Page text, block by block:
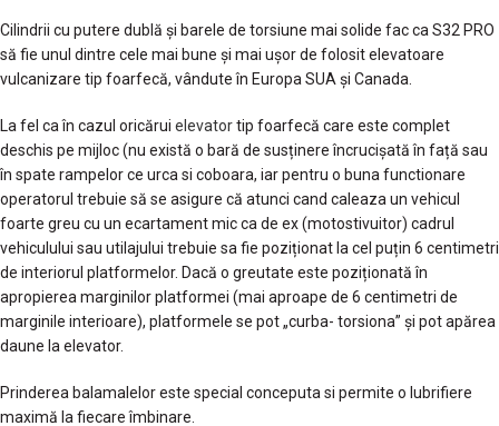
Cilindrii cu putere dublă și barele de torsiune mai solide fac ca S32 PRO
să fie unul dintre cele mai bune și mai ușor de folosit elevatoare
vulcanizare tip foarfecă, vândute în Europa SUA și Canada.
La fel ca în cazul oricărui elevatortip foarfecă care este complet
deschis pe mijloc (nu există o bară de susținere încrucișată în față sau
în spate rampelor ce urca si coboara, iar pentru o buna functionare
operatorul trebuie să se asigure că atunci cand caleaza un vehicul
foarte greu cu un ecartament mic ca de ex (motostivuitor) cadrul
vehiculului sau utilajului trebuie sa fie poziționat la cel puțin 6 centimetri
de interiorul platformelor. Dacă o greutate este poziționată în
apropierea marginilor platformei (mai aproape de 6 centimetri de
marginile interioare), platformele se pot „curba- torsiona” și pot apărea
daune la elevator.
Prinderea balamalelor este special conceputa si permite o lubrifiere
maximă la fiecare îmbinare.